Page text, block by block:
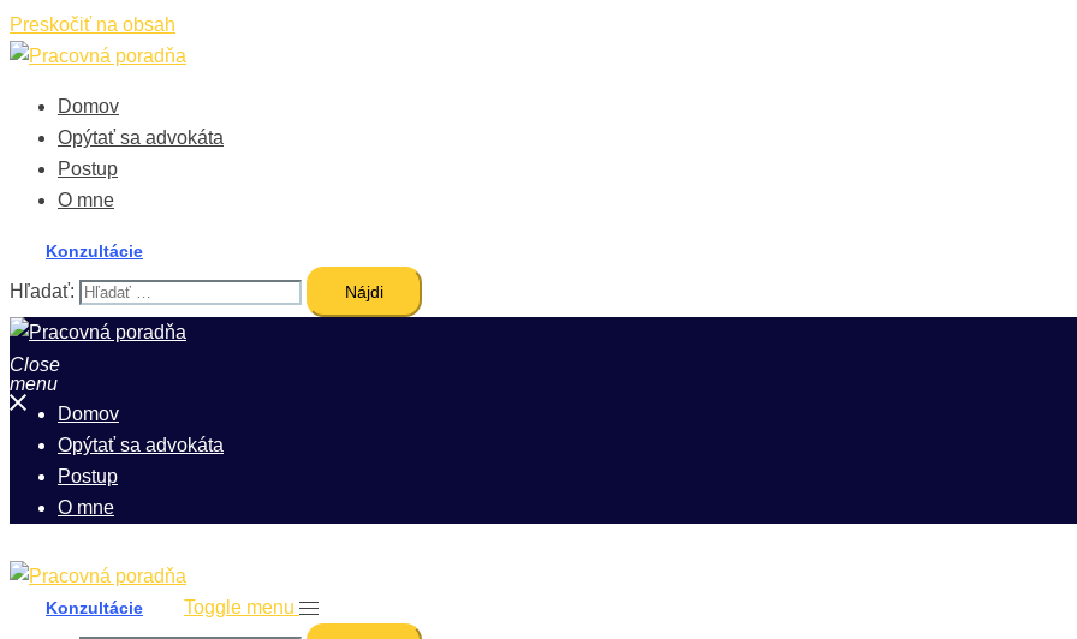
Preskočiť na obsah
Domov
Opýtať sa advokáta
Postup
O mne
Konzultácie
Hľadať:
Close
menu
Domov
Opýtať sa advokáta
Postup
O mne
Konzultácie
Toggle menu